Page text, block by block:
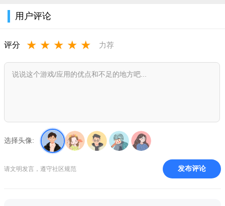
用户评论
评分 ★ ★ ★ ★ ★ 力荐
选择头像:
请文明发言，遵守社区规范 发布评论